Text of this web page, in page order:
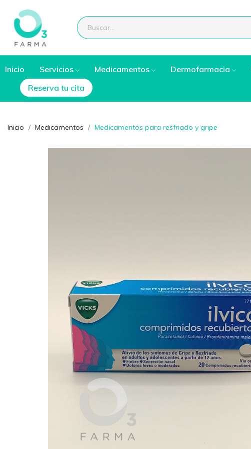
Inicio Servicios Medicamentos Dermofarmacia
Reserva tu cita
Inicio Medicamentos Medicamentos para resfriado y gripe